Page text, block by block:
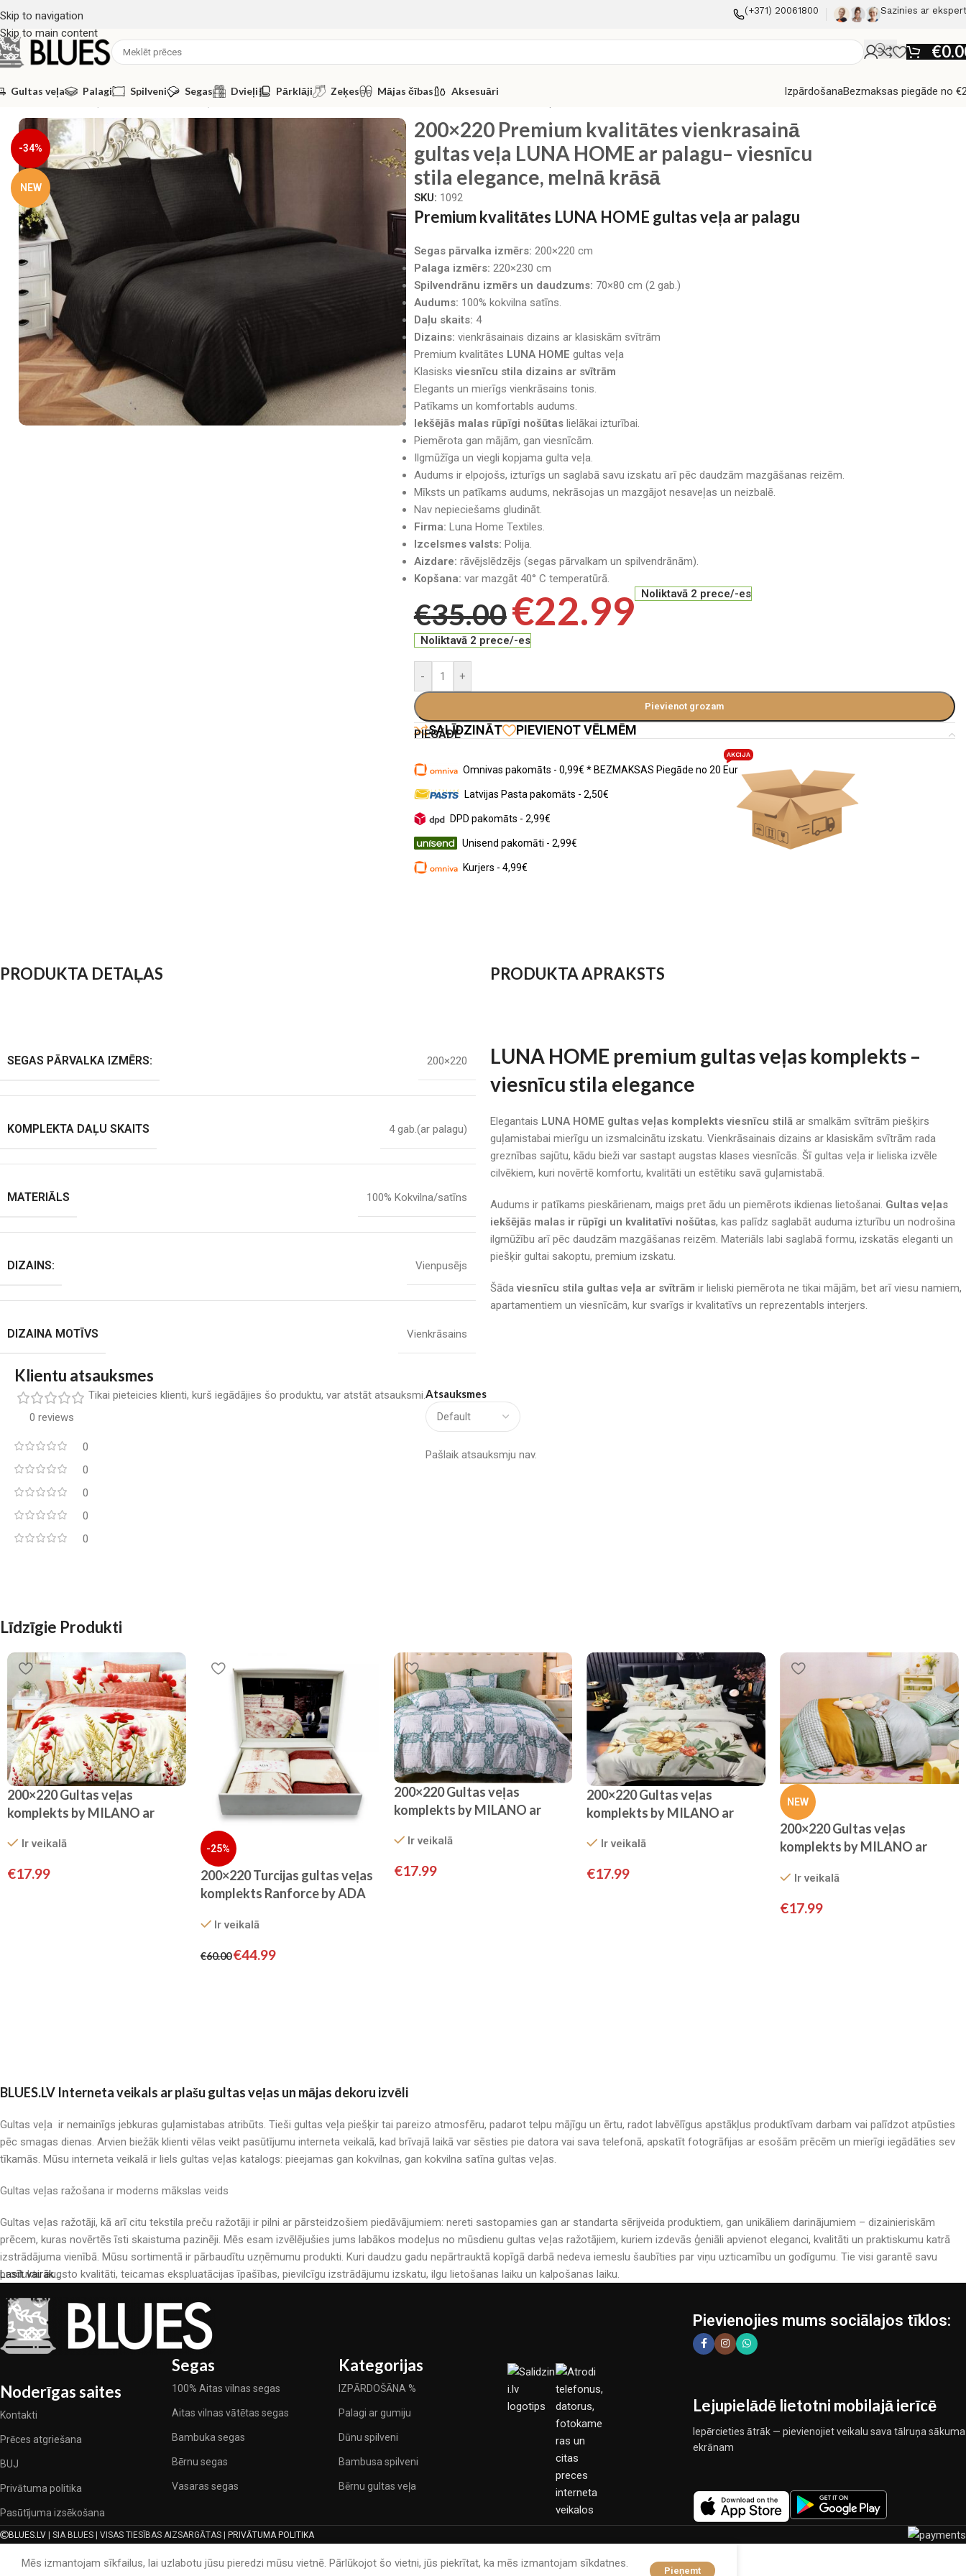
Skip to navigation
Skip to main content
(+371) 20061800 Sazinies ar
€
Gultas veļa Palagi Spilveni Segas Dvieļi Pārklāji Zeķes Mājas čības Aksesuāri IzpārdošanaBezmaksas piegāde no
Gultas veļa 200x220 GULTAS VEĻAS KOMPLEKTI 200×220 Premium kvalitātes vienkrasainā gultas veļa LUNA HOME ar palagu– viesnīcu stila elegance, melnā krāsā
-34%
NEW
200×220 Premium kvalitātes vienkrasainā
gultas veļa LUNA HOME ar palagu– viesnīcu
stila elegance, melnā krāsā
SKU: 1092
Premium kvalitātes LUNA HOME gultas veļa ar palagu
Segas pārvalka izmērs: 200×220 cm
Palaga izmērs: 220×230 cm
Spilvendrānu izmērs un daudzums: 70×80 cm (2 gab.)
Audums: 100% kokvilna satīns.
Daļu skaits: 4
Dizains: vienkrāsainais dizains ar klasiskām svītrām
Premium kvalitātes LUNA HOME gultas veļa
Klasisks viesnīcu stila dizains ar svītrām
Elegants un mierīgs vienkrāsains tonis.
Patīkams un komfortabls audums.
Iekšējās malas rūpīgi nošūtaslielākai izturībai.
Piemērota gan mājām, gan viesnīcām.
Ilgmūžīga un viegli kopjama gulta veļa.
Audums ir elpojošs, izturīgs un saglabā savu izskatu arī pēc daudzām mazgāšanas reizēm.
Mīksts un patīkams audums, nekrāsojas un mazgājot nesaveļas un neizbalē.
Nav nepieciešams gludināt.
Firma: Luna Home Textiles.
Izcelsmes valsts: Polija.
Aizdare: rāvējslēdzējs (segas pārvalkam un spilvendrānām).
Kopšana: var mazgāt 40° C temperatūrā.
€35.00€22.99 Noliktavā 2 prece/-es
Noliktavā 2 prece/-es
- +
Pievienot grozam
SALĪDZINĀT PIEVIENOT VĒLMĒM
PIEGĀDE
Omnivas pakomāts - 0,99€ * BEZMAKSAS Piegāde no 20 Eur
AKCIJA
Latvijas Pasta pakomāts - 2,50€
DPD pakomāts - 2,99€
Unisend pakomāti - 2,99€
Kurjers - 4,99€
PRODUKTA DETAĻAS
SEGAS PĀRVALKA IZMĒRS: 200×220
KOMPLEKTA DAĻU SKAITS 4 gab.(ar palagu)
MATERIĀLS 100% Kokvilna/satīns
DIZAINS: Vienpusējs
DIZAINA MOTĪVS Vienkrāsains
PRODUKTA APRAKSTS
LUNA HOME premium gultas veļas komplekts –
viesnīcu stila elegance
Elegantais LUNA HOME gultas veļas komplekts viesnīcu stilā ar smalkām svītrām piešķirs
guļamistabai mierīgu un izsmalcinātu izskatu. Vienkrāsainais dizains ar klasiskām svītrām rada
greznības sajūtu, kādu bieži var sastapt augstas klases viesnīcās. Šī gultas veļa ir lieliska izvēle
cilvēkiem, kuri novērtē komfortu, kvalitāti un estētiku savā guļamistabā.
Audums ir patīkams pieskārienam, maigs pret ādu un piemērots ikdienas lietošanai. Gultas veļas
iekšējās malas ir rūpīgi un kvalitatīvi nošūtas, kas palīdz saglabāt auduma izturību un nodrošina
ilgmūžību arī pēc daudzām mazgāšanas reizēm. Materiāls labi saglabā formu, izskatās eleganti un
piešķir gultai sakoptu, premium izskatu.
Šāda viesnīcu stila gultas veļa ar svītrām ir lieliski piemērota ne tikai mājām, bet arī viesu namiem,
apartamentiem un viesnīcām, kur svarīgs ir kvalitatīvs un reprezentabls interjers.
Klientu atsauksmes
0 reviews
0
0
0
0
0
Atsauksmes
Pašlaik atsauksmju nav.
Tikai pieteicies klienti, kurš iegādājies šo produktu, var atstāt atsauksmi.
Līdzīgie Produkti
200×220 Gultas veļas
komplekts by MILANO ar
SATĪNS
Ir veikalā
€17.99
-25%
200×220 Turcijas gultas veļas
komplekts Ranforce by ADA
Ir veikalā
€60.00€44.99
200×220 Gultas veļas
komplekts by MILANO ar
SATĪNS
Ir veikalā
€17.99
200×220 Gultas veļas
komplekts by MILANO ar
SATĪNS
Ir veikalā
€17.99
NEW
200×220 Gultas veļas
komplekts by MILANO ar
SATĪNS
Ir veikalā
€17.99
BLUES.LV Interneta veikals ar plašu gultas veļas un mājas dekoru izvēli
Gultas veļa ir nemainīgs jebkuras guļamistabas atribūts. Tieši gultas veļa piešķir tai pareizo atmosfēru, padarot telpu mājīgu un ērtu, radot labvēlīgus apstākļus produktīvam darbam vai palīdzot atpūsties
pēc smagas dienas. Arvien biežāk klienti vēlas veikt pasūtījumu interneta veikalā, kad brīvajā laikā var sēsties pie datora vai sava telefonā, apskatīt fotogrāfijas ar esošām prēcēm un mierīgi iegādāties sev
tīkamās. Mūsu interneta veikalā ir liels gultas veļas katalogs: pieejamas gan kokvilnas, gan kokvilna satīna gultas veļas.
Gultas veļas ražošana ir moderns mākslas veids
Gultas veļas ražotāji, kā arī citu tekstila preču ražotāji ir pilni ar pārsteidzošiem piedāvājumiem: nereti sastopamies gan ar standarta sērijveida produktiem, gan unikāliem darinājumiem – dizainieriskām
prēcem, kuras novērtēs īsti skaistuma pazinēji. Mēs esam izvēlējušies jums labākos modeļus no mūsdienu gultas veļas ražotājiem, kuriem izdevās ģeniāli apvienot eleganci, kvalitāti un praktiskumu katrā
izstrādājuma vienībā. Mūsu sortimentā ir pārbaudītu uzņēmumu produkti. Kuri daudzu gadu nepārtrauktā kopīgā darbā nedeva iemeslu šaubīties par viņu uzticamību un godīgumu. Tie visi garantē savu
produktu augsto kvalitāti, teicamas ekspluatācijas īpašības, pievilcīgu izstrādājumu izskatu, ilgu lietošanas laiku un kalpošanas laiku.
Lasīt vairāk...
Noderīgas saites
Kontakti
Prēces atgriešana
BUJ
Privātuma politika
Pasūtījuma izsēkošana
Segas
100% Aitas vilnas segas
Aitas vilnas vātētas segas
Bambuka segas
Bērnu segas
Vasaras segas
Kategorijas
IZPĀRDOŠĀNA %
Palagi ar gumiju
Dūnu spilveni
Bambusa spilveni
Bērnu gultas veļa
Pievienojies mums sociālajos tīklos:
Lejupielādē lietotni mobilajā ierīcē
Iepērcieties ātrāk — pievienojiet veikalu sava tālruņa sākuma
ekrānam
BLUES.LV | SIA BLUES | VISAS TIESĪBAS AIZSARGĀTAS | PRIVĀTUMA POLITIKA
Mēs izmantojam sīkfailus, lai uzlabotu jūsu pieredzi mūsu vietnē. Pārlūkojot šo vietni, jūs piekrītat, ka mēs izmantojam sīkdatnes.
Pieņemt